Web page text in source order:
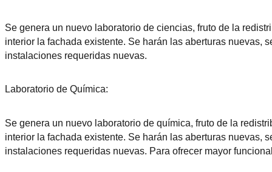
Se genera un nuevo laboratorio de ciencias, fruto de la
interior la fachada existente. Se harán las aberturas nuevas,
instalaciones requeridas nuevas.
Laboratorio de Química:
Se genera un nuevo laboratorio de química, fruto de la
interior la fachada existente. Se harán las aberturas nuevas,
instalaciones requeridas nuevas. Para ofrecer mayor